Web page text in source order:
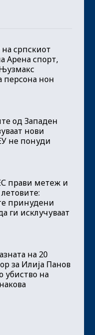
српскиот
Арена спорт,
персона нон
од Западен
нови
не понуди
прави метеж и
принудени
ги исклучуваат
на 20
за Илија Панов
убиство на